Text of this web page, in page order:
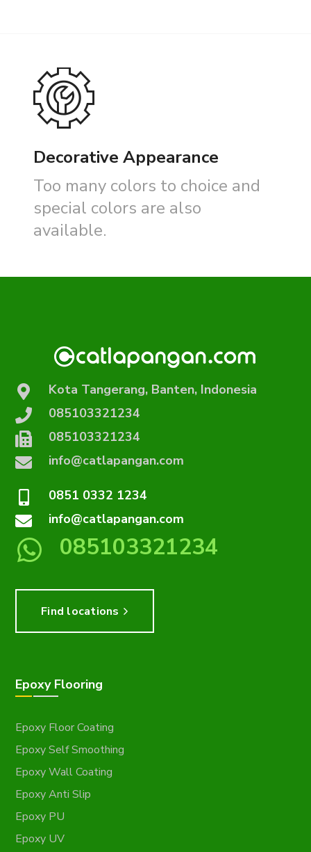
Decorative Appearance
Too many colors to choice and
special colors are also
available.
Kota Tangerang, Banten, Indonesia
085103321234
085103321234
info@catlapangan.com
0851 0332 1234
info@catlapangan.com
085103321234
Find locations
Epoxy Flooring
Epoxy Floor Coating
Epoxy Self Smoothing
Epoxy Wall Coating
Epoxy Anti Slip
Epoxy PU
Epoxy UV